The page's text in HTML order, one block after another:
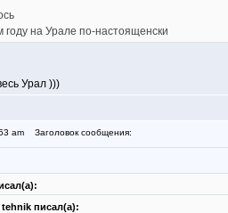
году на Урале по-настоященски
Урал )))
am Заголовок сообщения:
tehnik писал(а):